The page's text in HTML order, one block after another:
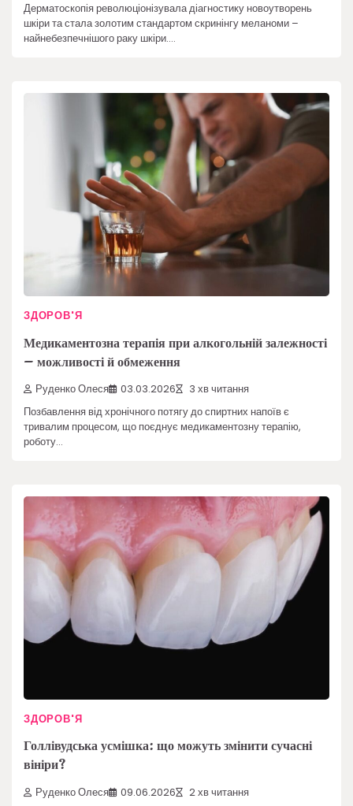
Дерматоскопія революціонізувала діагностику новоутворень
шкіри та стала золотим стандартом скринінгу меланоми –
найнебезпечнішого раку шкіри.…
ЗДОРОВ'Я
Медикаментозна терапія при алкогольній залежності
– можливості й обмеження
Руденко Олеся 03.03.2026 3 хв читання
Позбавлення від хронічного потягу до спиртних напоїв є
тривалим процесом, що поєднує медикаментозну терапію,
роботу…
ЗДОРОВ'Я
Голлівудська усмішка: що можуть змінити сучасні
вініри?
Руденко Олеся 09.06.2026 2 хв читання